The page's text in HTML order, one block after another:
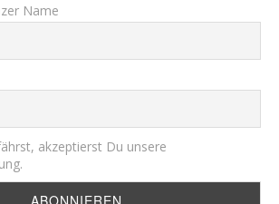
Name
akzeptierst Du unsere